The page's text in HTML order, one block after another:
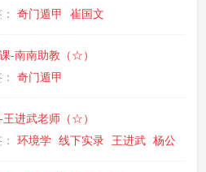
奇门遁甲 崔国文
-南南助教（☆）
奇门遁甲
进武老师（☆）
环境学 线下实录 王进武 杨公